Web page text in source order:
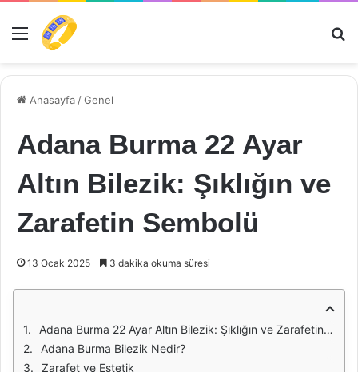
Menü
Anasayfa /Genel
Adana Burma 22 Ayar
Altın Bilezik: Şıklığın ve
Zarafetin Sembolü
13 Ocak 2025 3 dakika okuma süresi
Adana Burma 22 Ayar Altın Bilezik: Şıklığın ve Zarafetin Sembolü
Adana Burma Bilezik Nedir?
Zarafet ve Estetik